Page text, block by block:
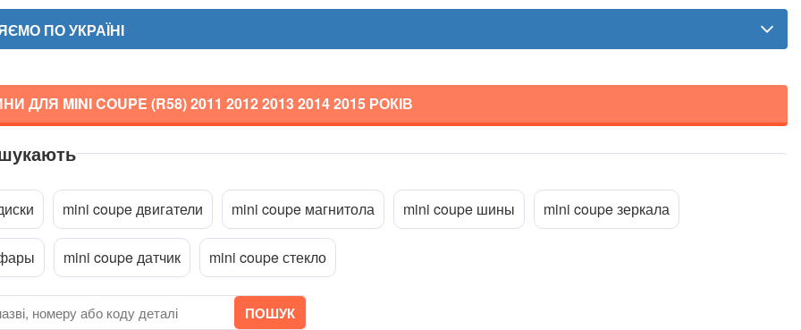
ПО УКРАЇНІ
ДЛЯ MINI COUPE (R58)2011 2012 2013 2014 2015 РОКІВ
mini coupe двигатели mini coupe магнитола mini coupe шины mini coupe зеркала
mini coupe датчик mini coupe стекло